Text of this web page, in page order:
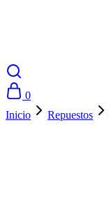
0
Inicio
Repuestos